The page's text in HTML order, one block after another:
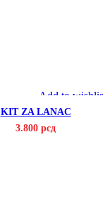
Add to
KIT ZA LANAC
3.800 рсд